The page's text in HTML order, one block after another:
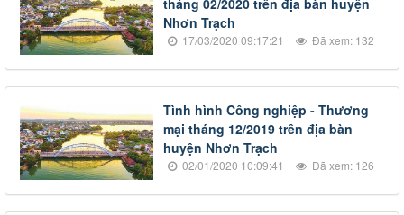
Nhơn Trạch
17/03/2020 09:17:21 Đã xem: 132
Tình hình Công nghiệp - Thương
mại tháng 12/2019 trên địa bàn
huyện Nhơn Trạch
02/01/2020 10:09:41 Đã xem: 126